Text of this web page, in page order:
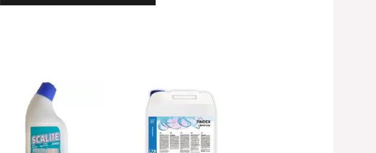
precio
era:
83.72€.
precio
actual
es:
81.21€.